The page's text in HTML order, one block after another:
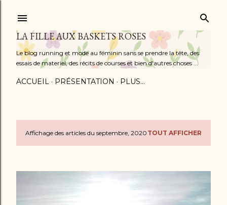
LA FILLE AUX BASKETS ROSES
Le blog running et mode au féminin sans se prendre la tête, des
essais de materiel, des récits de courses et bien d'autres choses ...
ACCUEIL PRÉSENTATION PLUS…
AAffichage des articles du septembre, 2020 TOUT AFFICHER